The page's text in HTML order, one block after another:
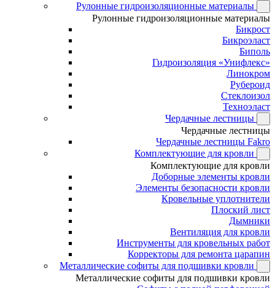
Рулонные гидроизоляционные материалы
Рулонные гидроизоляционные материалы
Бикрост
Бикроэласт
Биполь
Гидроизоляция «Унифлекс»
Линокром
Рубероид
Стеклоизол
Техноэласт
Чердачные лестницы
Чердачные лестницы
Чердачные лестницы Fakro
Комплектующие для кровли
Комплектующие для кровли
Доборные элементы кровли
Элементы безопасности кровли
Кровельные уплотнители
Плоский лист
Дымники
Вентиляция для кровли
Инструменты для кровельных работ
Корректоры для ремонта царапин
Металлические софиты для подшивки кровли
Металлические софиты для подшивки кровли